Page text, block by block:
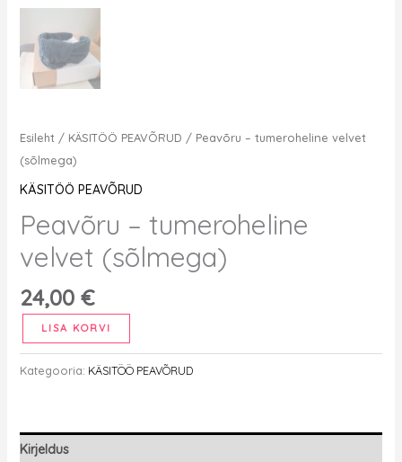
Esileht/ KÄSITÖÖ PEAVÕRUD / Peavõru – tumeroheline velvet
(sõlmega)
KÄSITÖÖ PEAVÕRUD
Peavõru – tumeroheline
velvet (sõlmega)
24,00 €
Peavõru
-
tumeroheline
kogus
LISA KORVI
Kategooria: KÄSITÖÖ PEAVÕRUD
Kirjeldus